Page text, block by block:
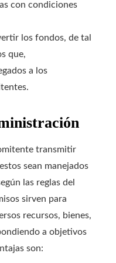
con condiciones
los fondos, de tal
que,
a los
transmitir
sean manejados
las reglas del
sirven para
recursos, bienes,
a objetivos
son: